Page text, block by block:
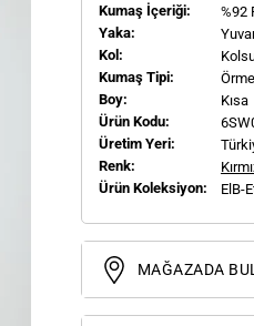
Kumaş İçeriği:
%92
Yaka:
Kol:
Kumaş Tipi:
Örme
Boy:
Kısa
Ürün Kodu:
Üretim Yeri:
Renk:
Ürün Koleksiyon:
ElB-
MAĞAZADA